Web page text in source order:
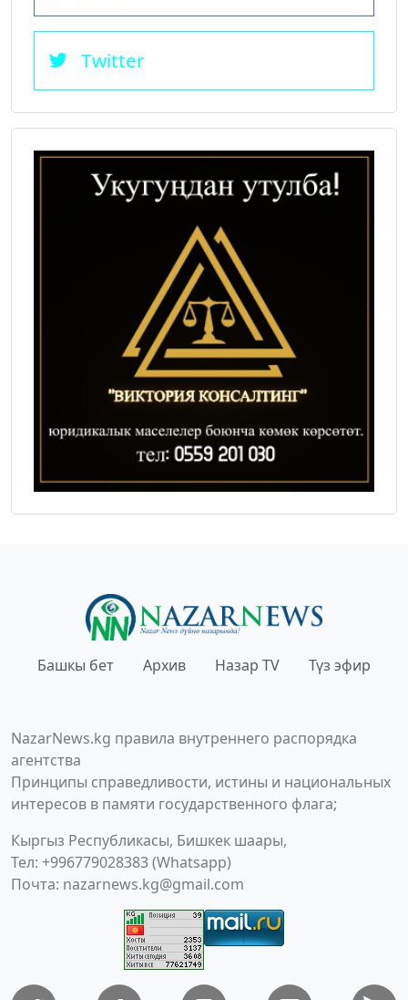
Twitter
Башкы бет Архив Назар TV Түз эфир
NazarNews.kg правила внутреннего распорядка
агентства
Принципы справедливости, истины и национальных
интересов в памяти государственного флага;
Кыргыз Республикасы, Бишкек шаары,
Тел: +996779028383 (Whatsapp)
Почта: nazarnews.kg@gmail.com